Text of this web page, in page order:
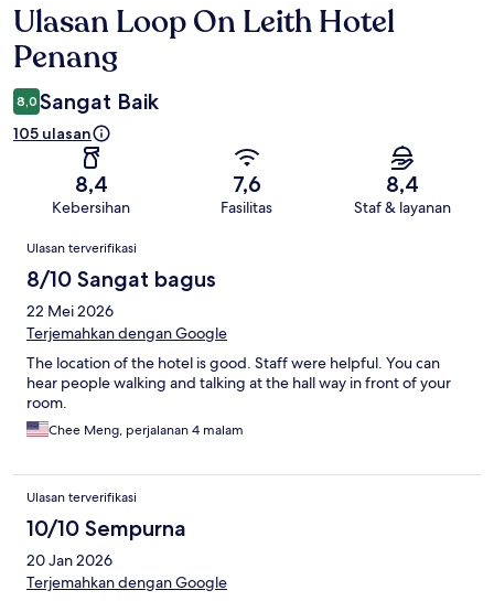
Ulasan
Ulasan Loop On Leith Hotel
Penang
8,0 Sangat Baik
105 ulasan
8,4
Kebersihan
7,6
Fasilitas
8,4
Staf & layanan
Ulasan
Ulasan terverifikasi
8/10 Sangat bagus
22 Mei 2026
Terjemahkan dengan Google
The location of the hotel is good. Staff were helpful. You can
hear people walking and talking at the hall way in front of your
room.
Chee Meng, perjalanan 4 malam
Ulasan terverifikasi
10/10 Sempurna
20 Jan 2026
Terjemahkan dengan Google